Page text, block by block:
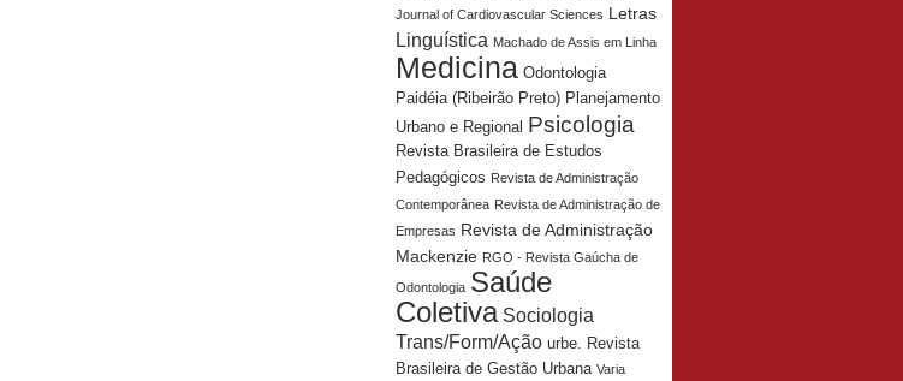
Journal of Cardiovascular Sciences Letras
Linguística Machado de Assis em Linha
Medicina Odontologia
Paidéia (Ribeirão Preto) Planejamento
Urbano e Regional Psicologia
Revista Brasileira de Estudos
Pedagógicos Revista de Administração
Contemporânea Revista de Administração de
Empresas Revista de Administração
Mackenzie RGO - Revista Gaúcha de
Odontologia Saúde
Coletiva Sociologia
Trans/Form/Ação urbe. Revista
Brasileira de Gestão Urbana Varia